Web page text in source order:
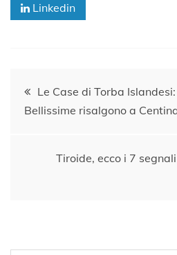
Linkedin
Navigazione
Le Case di Torba
Bellissime risalgono a
Tiroide, ecco i 7